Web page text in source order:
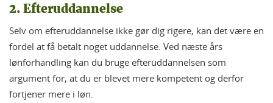
2. Efteruddannelse
Selv om efteruddannelse ikke gør dig rigere, kan det være en
fordel at få betalt noget uddannelse. Ved næste års
lønforhandling kan du bruge efteruddannelsen som
argument for, at du er blevet mere kompetent og derfor
fortjener mere i løn.